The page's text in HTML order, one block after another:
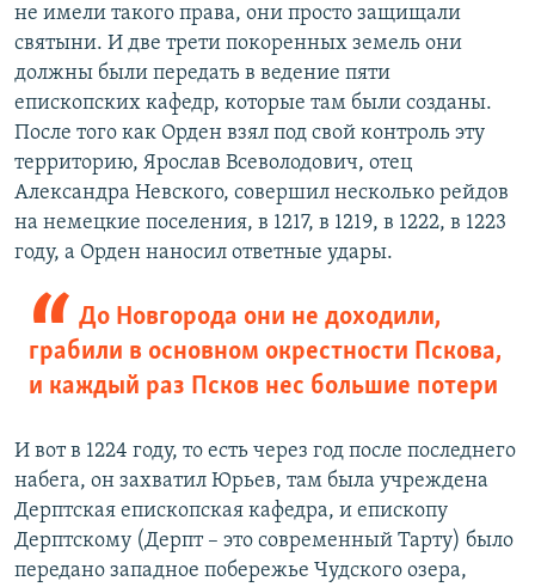
не имели такого права, они просто защищали
святыни. И две трети покоренных земель они
должны были передать в ведение пяти
епископских кафедр, которые там были созданы.
После того как Орден взял под свой контроль эту
территорию, Ярослав Всеволодович, отец
Александра Невского, совершил несколько рейдов
на немецкие поселения, в 1217, в 1219, в 1222, в 1223
году, а Орден наносил ответные удары.
До Новгорода они не доходили,
грабили в основном окрестности Пскова,
и каждый раз Псков нес большие потери
И вот в 1224 году, то есть через год после последнего
набега, он захватил Юрьев, там была учреждена
Дерптская епископская кафедра, и епископу
Дерптскому (Дерпт – это современный Тарту) было
передано западное побережье Чудского озера,